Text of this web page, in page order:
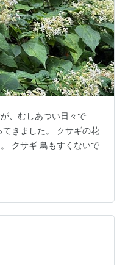
、むしあつい日々で
きました。 クサギの花
クサギ 鳥もすくないで